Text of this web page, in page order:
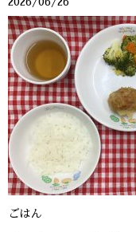
ごはん